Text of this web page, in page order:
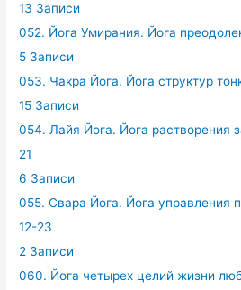
13 Записи
052. Йога Умирания. Йога
5 Записи
053. Чакра Йога. Йога структур
15 Записи
054. Лайя Йога. Йога растворения
21
6 Записи
055. Свара Йога. Йога управления
12-23
2 Записи
060. Йога четырех целий жизни